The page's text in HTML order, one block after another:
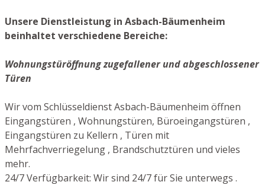
Unsere Dienstleistung in Asbach-Bäumenheim
beinhaltet verschiedene Bereiche:
Wohnungstüröffnung zugefallener und abgeschlossener
Türen
Wir vom Schlüsseldienst Asbach-Bäumenheim öffnen
Eingangstüren , Wohnungstüren, Büroeingangstüren ,
Eingangstüren zu Kellern , Türen mit
Mehrfachverriegelung , Brandschutztüren und vieles
mehr.
24/7 Verfügbarkeit: Wir sind 24/7 für Sie unterwegs .